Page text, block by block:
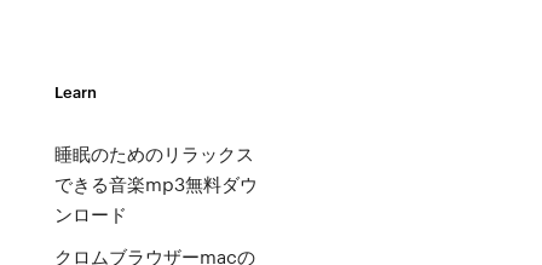
Learn
睡眠のためのリラックス
できる音楽mp3無料ダウ
ンロード
クロムブラウザーmacの